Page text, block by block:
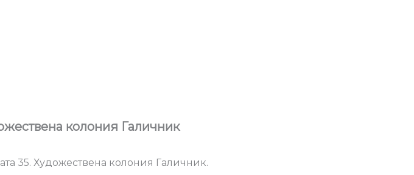
колония Галичник
35. Художествена колония Галичник.